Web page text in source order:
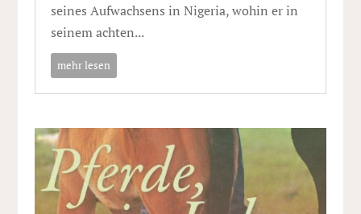
seines Aufwachsens in Nigeria, wohin er in
seinem achten...
mehr lesen